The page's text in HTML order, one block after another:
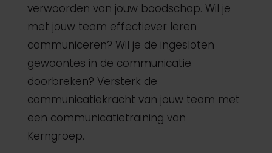
verwoorden van jouw boodschap. Wil je
met jouw team effectiever leren
communiceren? Wil je de ingesloten
gewoontes in de communicatie
doorbreken? Versterk de
communicatiekracht van jouw team met
een communicatietraining van
Kerngroep.